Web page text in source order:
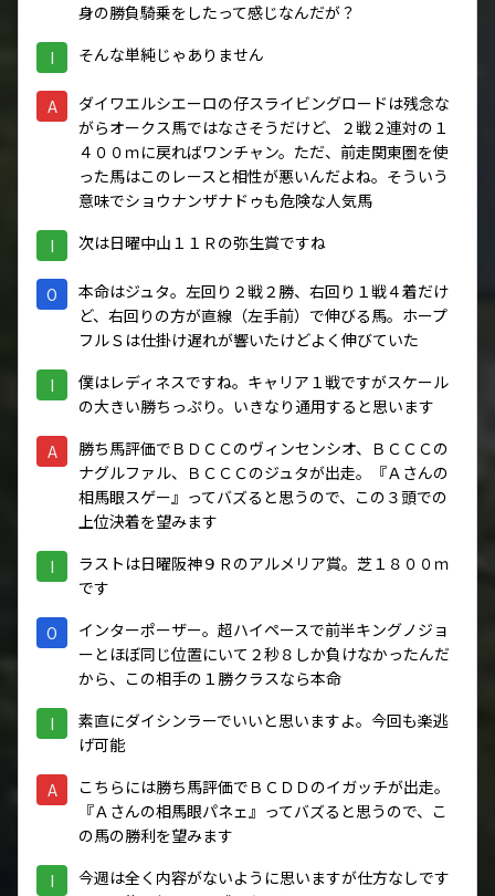
身の勝負騎乗をしたって感じなんだが？
I そんな単純じゃありません
A
ダイワエルシエーロの仔スライビングロードは残念な
がらオークス馬ではなさそうだけど、２戦２連対の１
４００ｍに戻ればワンチャン。ただ、前走関東圏を使
った馬はこのレースと相性が悪いんだよね。そういう
意味でショウナンザナドゥも危険な人気馬
I 次は日曜中山１１Ｒの弥生賞ですね
O
本命はジュタ。左回り２戦２勝、右回り１戦４着だけ
ど、右回りの方が直線（左手前）で伸びる馬。ホープ
フルＳは仕掛け遅れが響いたけどよく伸びていた
I
僕はレディネスですね。キャリア１戦ですがスケール
の大きい勝ちっぷり。いきなり通用すると思います
A
勝ち馬評価でＢＤＣＣのヴィンセンシオ、ＢＣＣＣの
ナグルファル、ＢＣＣＣのジュタが出走。『Ａさんの
相馬眼スゲー』ってバズると思うので、この３頭での
上位決着を望みます
I
ラストは日曜阪神９Ｒのアルメリア賞。芝１８００ｍ
です
O
インターポーザー。超ハイペースで前半キングノジョ
ーとほぼ同じ位置にいて２秒８しか負けなかったんだ
から、この相手の１勝クラスなら本命
I
素直にダイシンラーでいいと思いますよ。今回も楽逃
げ可能
A
こちらには勝ち馬評価でＢＣＤＤのイガッチが出走。
『Ａさんの相馬眼パネェ』ってバズると思うので、こ
の馬の勝利を望みます
I
今週は全く内容がないように思いますが仕方なしです